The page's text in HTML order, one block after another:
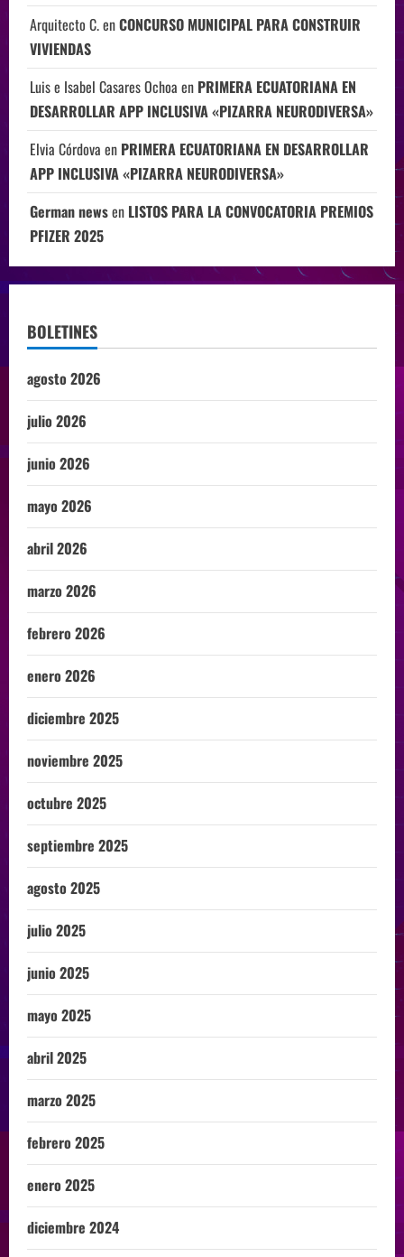
Arquitecto C.enCONCURSO MUNICIPAL PARA CONSTRUIR
VIVIENDAS
Luis e Isabel Casares Ochoa en PRIMERA ECUATORIANA EN
DESARROLLAR APP INCLUSIVA «PIZARRA NEURODIVERSA»
Elvia Córdova en PRIMERA ECUATORIANA EN DESARROLLAR
APP INCLUSIVA «PIZARRA NEURODIVERSA»
German newsen LISTOS PARA LA CONVOCATORIA PREMIOS
PFIZER 2025
BOLETINES
agosto 2026
julio 2026
junio 2026
mayo 2026
abril 2026
marzo 2026
febrero 2026
enero 2026
diciembre 2025
noviembre 2025
octubre 2025
septiembre 2025
agosto 2025
julio 2025
junio 2025
mayo 2025
abril 2025
marzo 2025
febrero 2025
enero 2025
diciembre 2024